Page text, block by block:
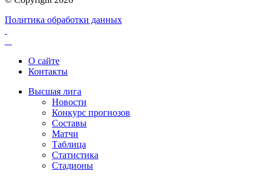
Политика обработки данных
О сайте
Контакты
Высшая лига
Новости
Конкурс прогнозов
Составы
Матчи
Таблица
Статистика
Стадионы